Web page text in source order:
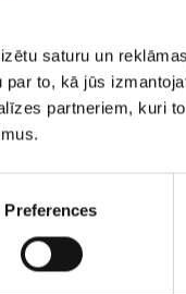
saturu un
to, kā jūs
partneriem, kuri
Preferences
(19+ roze)